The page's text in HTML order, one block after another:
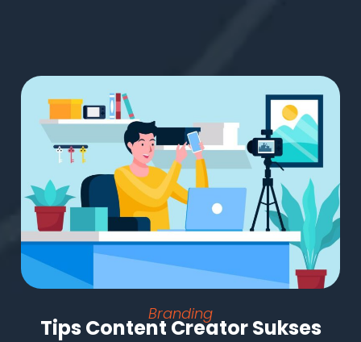
Branding
Tips Content Creator Sukses